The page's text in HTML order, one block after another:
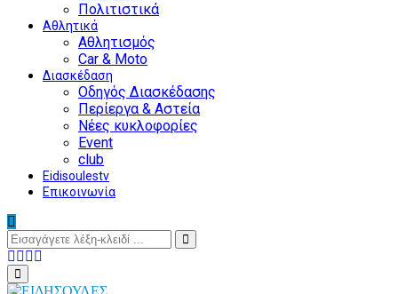
Πολιτιστικά
Αθλητικά
Αθλητισμός
Car & Moto
Διασκέδαση
Οδηγός Διασκέδασης
Περίεργα & Αστεία
Νέες κυκλοφορίες
Event
club
Eidisoulestv
Επικοινωνία
Search
for:
Search
Facebook
Twitter
Instagram
Primary
Menu